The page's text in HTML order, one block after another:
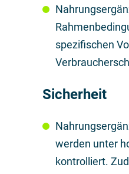
spezifischen
Sicherheit
werden unter
kontrolliert.